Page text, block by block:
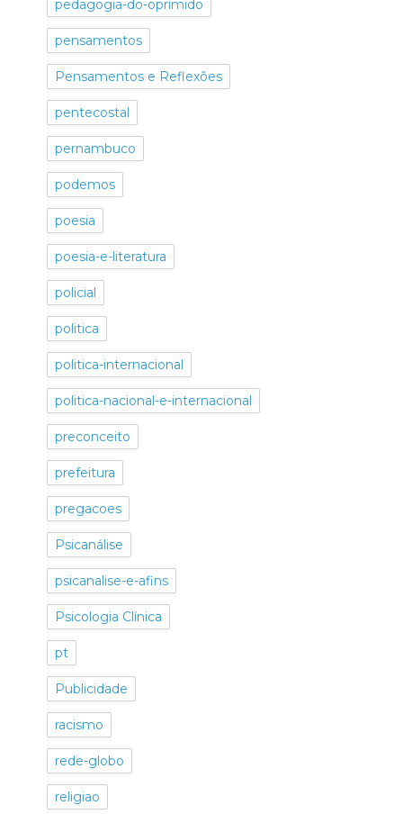
pedagogia-do-oprimido
pensamentos
Pensamentos e Reflexões
pentecostal
pernambuco
podemos
poesia
poesia-e-literatura
policial
politica
politica-internacional
politica-nacional-e-internacional
preconceito
prefeitura
pregacoes
Psicanálise
psicanalise-e-afins
Psicologia Clínica
pt
Publicidade
racismo
rede-globo
religiao